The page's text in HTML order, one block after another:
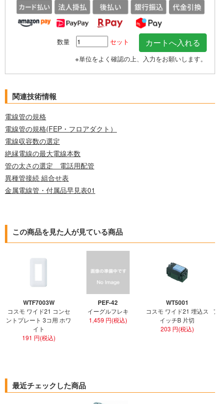
数量
セット
※単位をよく確認の上、入力をお願いします。
関連技術情報
電線管の規格
電線管の規格(FEP・フロアダクト）
電線収容数の選定
絶縁電線の最大電線本数
管の太さの選定 電話用配管
異種管接続 組合せ表
金属電線管・付属品早見表01
この商品を見た人が見ている商品
WTF7003W
コスモ ワイド21 コンセ
ントプレート 3コ用 ホワ
イト
191 円(税込)
PEF-42
イーグルフレキ
1,459 円(税込)
WT5001
コスモ ワイド21 埋込ス
イッチB 片切
203 円(税込)
最近チェックした商品